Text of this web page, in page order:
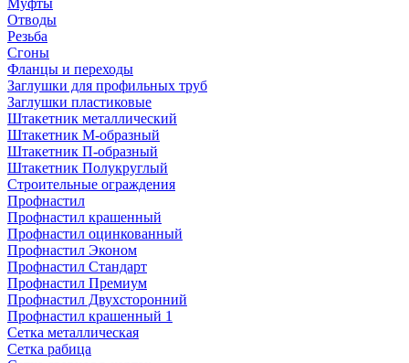
Муфты
Отводы
Резьба
Сгоны
Фланцы и переходы
Заглушки для профильных труб
Заглушки пластиковые
Штакетник металлический
Штакетник М-образный
Штакетник П-образный
Штакетник Полукруглый
Строительные ограждения
Профнастил
Профнастил крашенный
Профнастил оцинкованный
Профнастил Эконом
Профнастил Стандарт
Профнастил Премиум
Профнастил Двухсторонний
Профнастил крашенный 1
Сетка металлическая
Сетка рабица